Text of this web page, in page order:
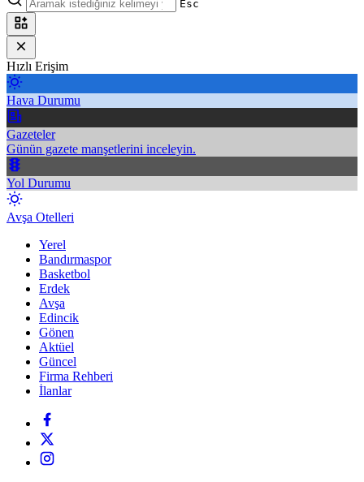
Esc
Hızlı Erişim
Hava Durumu
Gazeteler
Günün gazete manşetlerini inceleyin.
Yol Durumu
Avşa Otelleri
Yerel
Bandırmaspor
Basketbol
Erdek
Avşa
Edincik
Gönen
Aktüel
Güncel
Firma Rehberi
İlanlar